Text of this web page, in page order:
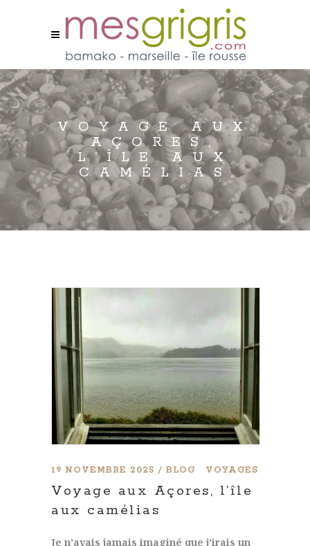
VOYAGE AUX
AÇORES,
L’ÎLE AUX
CAMÉLIAS
19 NOVEMBRE 2025 BLOG VOYAGES
Voyage aux Açores, l’île
aux camélias
Je n’avais jamais imaginé que j’irais un